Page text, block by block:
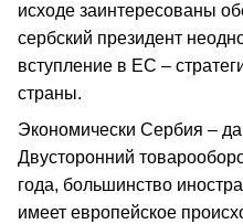
исходе заинтересованы
сербский президент
вступление в ЕС –
страны.
Экономически Сербия –
Двусторонний
года, большинство
имеет европейское